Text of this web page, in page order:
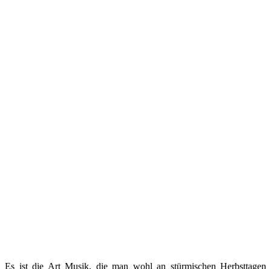
Es ist die Art Musik, die man wohl an stürmischen Herbsttagen